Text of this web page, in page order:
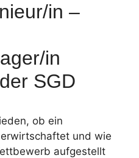
in –
in
SGD
ob ein
und wie
aufgestellt